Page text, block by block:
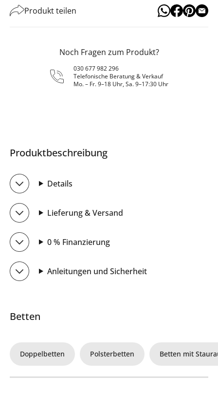
Produkt teilen
Noch Fragen zum Produkt?
030 677 982 296
Telefonische Beratung & Verkauf
Mo. – Fr. 9–18 Uhr, Sa. 9–17:30 Uhr
Produktbeschreibung
Details
Lieferung & Versand
0 % Finanzierung
Anleitungen und Sicherheit
Betten
Doppelbetten Polsterbetten Betten mit